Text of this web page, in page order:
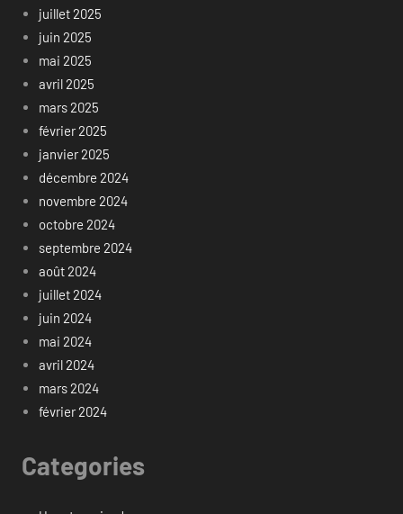
juillet 2025
juin 2025
mai 2025
avril 2025
mars 2025
février 2025
janvier 2025
décembre 2024
novembre 2024
octobre 2024
septembre 2024
août 2024
juillet 2024
juin 2024
mai 2024
avril 2024
mars 2024
février 2024
Categories